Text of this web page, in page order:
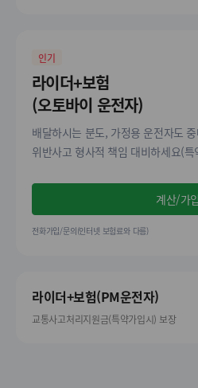
인기
라이더+보험
(오토바이 운전자)
배달하시는 분도, 가정용 운전자도
위반사고 형사적 책임 대비하세요(특
계산/가입
전화가입/문의(인터넷 보험료와 다름)
라이더+보험(PM운전자)
교통사고처리지원금(특약가입시) 보장